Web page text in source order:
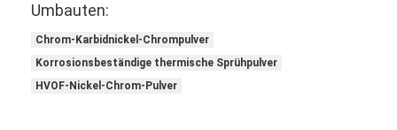
Umbauten:
Chrom-Karbidnickel-Chrompulver
Korrosionsbeständige thermische Sprühpulver
HVOF-Nickel-Chrom-Pulver